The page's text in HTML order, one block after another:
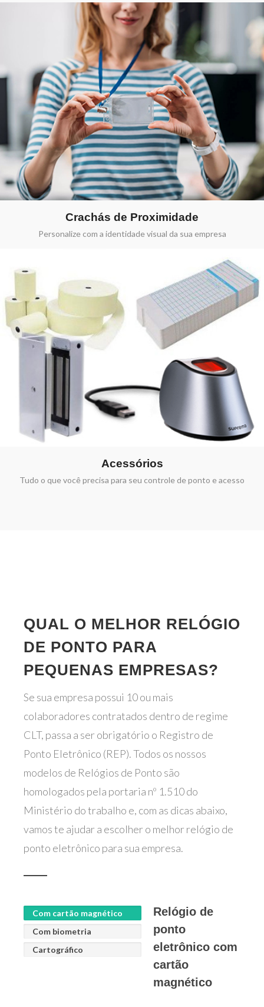
Crachás de Proximidade
Personalize com a identidade visual da sua empresa
Acessórios
Tudo o que você precisa para seu controle de ponto e acesso
QUAL O MELHOR RELÓGIO
DE PONTO PARA
PEQUENAS EMPRESAS?
Se sua empresa possui 10 ou mais
colaboradores contratados dentro de regime
CLT, passa a ser obrigatório o Registro de
Ponto Eletrônico (REP). Todos os nossos
modelos de Relógios de Ponto são
homologados pela portaria nº 1.510 do
Ministério do trabalho e, com as dicas abaixo,
vamos te ajudar a escolher o melhor relógio de
ponto eletrônico para sua empresa.
Com cartão magnético
Com biometria
Cartográfico
Relógio de
ponto
eletrônico com
cartão
magnético